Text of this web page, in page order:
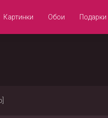
Картинки Обои Подарки